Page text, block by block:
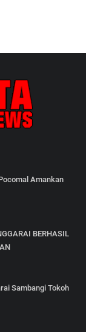
Amankan
BERHASIL
Sambangi Tokoh